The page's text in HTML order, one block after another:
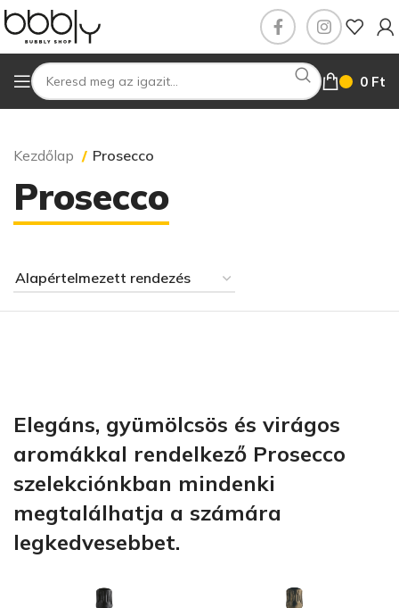
0 Ft
Kezdőlap Prosecco
Prosecco
Elegáns, gyümölcsös és virágos
aromákkal rendelkező Prosecco
szelekciónkban mindenki
megtalálhatja a számára
legkedvesebbet.